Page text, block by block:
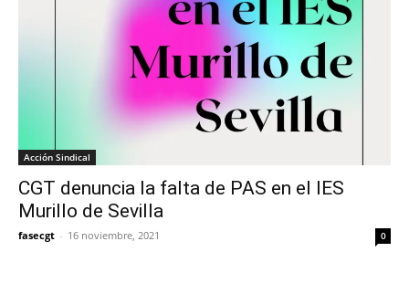
Acción Sindical
CGT denuncia la falta de PAS en el IES
Murillo de Sevilla
fasecgt - 16 noviembre, 2021 0